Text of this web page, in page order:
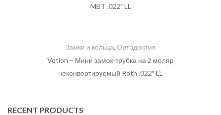
MBT .022″ LL
Замки и кольца, Ортодонтия
Votion – Мини замок-трубка на 2 моляр
неконвертируемый Roth .022″ LL
RECENT PRODUCTS